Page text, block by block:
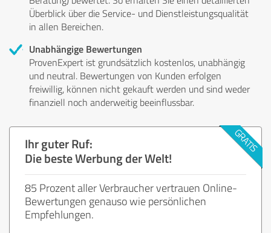
Überblick über die Service- und Dienstleistungsqualität
in allen Bereichen.
Unabhängige Bewertungen
ProvenExpert ist grundsätzlich kostenlos, unabhängig
und neutral. Bewertungen von Kunden erfolgen
freiwillig, können nicht gekauft werden und sind weder
finanziell noch anderweitig beeinflussbar.
Ihr guter Ruf:
Die beste Werbung der Welt!
85 Prozent aller Verbraucher vertrauen Online-
Bewertungen genauso wie persönlichen
Empfehlungen.